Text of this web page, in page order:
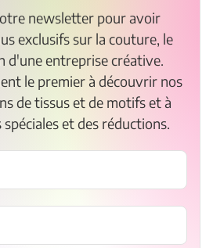
newsletter pour avoir
exclusifs sur la couture, le
d'une entreprise créative.
le premier à découvrir nos
de tissus et de motifs et à
et des réductions.